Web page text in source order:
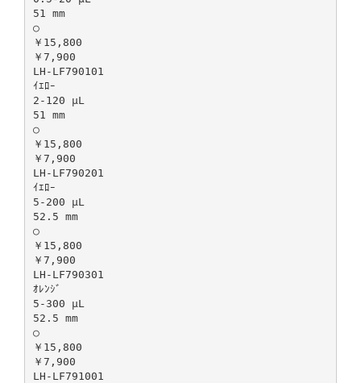
51 mm
○
￥15,800
￥7,900
LH-LF790101
ｲｴﾛｰ
2-120 µL
51 mm
○
￥15,800
￥7,900
LH-LF790201
ｲｴﾛｰ
5-200 µL
52.5 mm
○
￥15,800
￥7,900
LH-LF790301
ｵﾚﾝｼﾞ
5-300 µL
52.5 mm
○
￥15,800
￥7,900
LH-LF791001